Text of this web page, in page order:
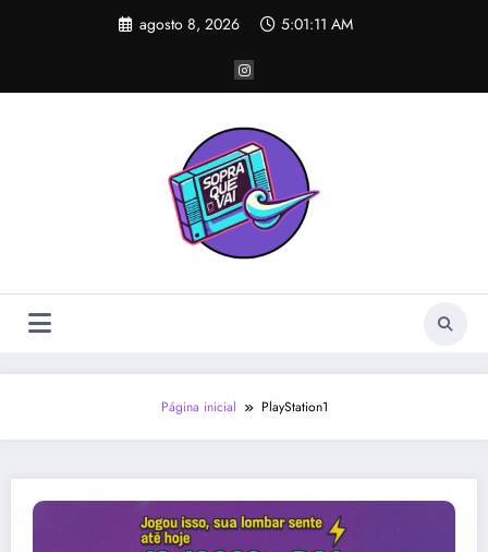
agosto 8, 2026 5:01:11 AM
Página inicial PlayStation1